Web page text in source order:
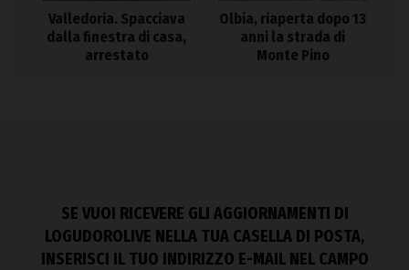
Valledoria. Spacciava
dalla finestra di casa,
arrestato
Olbia, riaperta dopo 13
anni la strada di
Monte Pino
SE VUOI RICEVERE GLI AGGIORNAMENTI DI
LOGUDOROLIVE NELLA TUA CASELLA DI POSTA,
INSERISCI IL TUO INDIRIZZO E-MAIL NEL CAMPO